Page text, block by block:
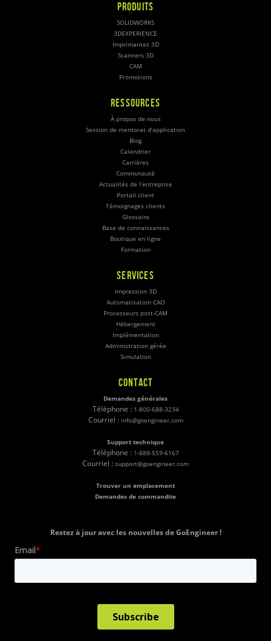
PRODUITS
SOLIDWORKS
3DEXPERIENCE
Imprimantes 3D
Scanners 3D
CAM
Promotions
RESSOURCES
À propos de nous
Session de mentorat d’application
Blog
Calendrier
Carrières
Communauté
Actualités de l’entreprise
Portail client
Témoignages clients
Glossaire
Base de connaissances
Boutique en ligne
Formation
SERVICES
Impression 3D
Automatisation CAO
Processeurs post-CAM
Hébergement
Implémentation
Administration gérée
Simulation
CONTACT
Demandes générales
Téléphone : 1-800-688-3234
Courriel : info@goengineer.com
Support technique
Téléphone : 1-888-559-6167
Courriel : support@goengineer.com
Trouver un emplacement
Demandes de commandite
Restez à jour avec les nouvelles de GoEngineer !